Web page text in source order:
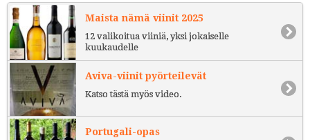
Maista nämä viinit 2025
12 valikoitua viiniä, yksi jokaiselle
kuukaudelle
Aviva-viinit pyörteilevät
Katso tästä myös video.
Portugali-opas